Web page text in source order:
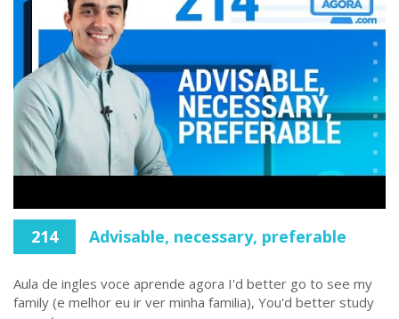
214 Advisable, necessary, preferable
Aula de ingles voce aprende agora I'd better go to see my
family (e melhor eu ir ver minha familia), You'd better study